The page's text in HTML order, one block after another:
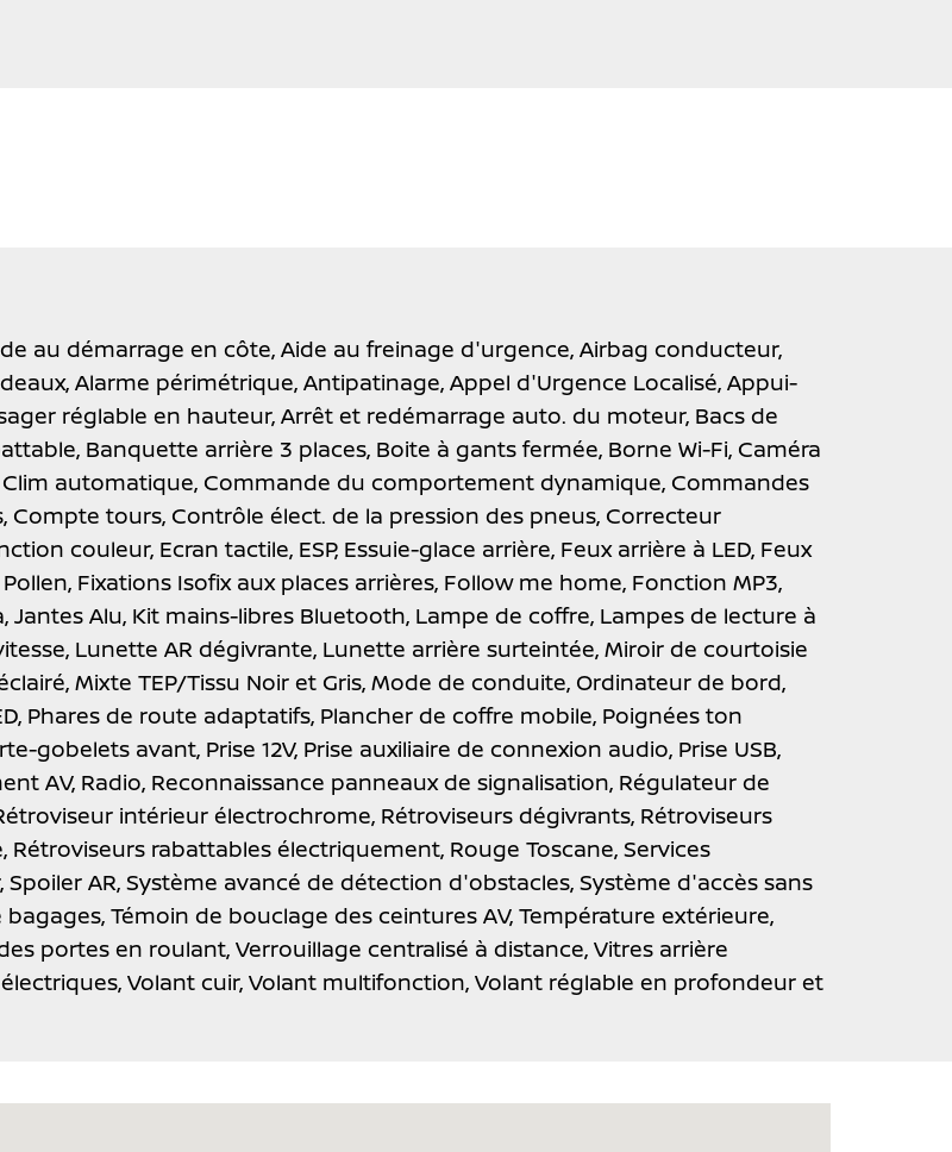
au démarrage en côte, Aide au freinage d'urgence, Airbag conducteur,
Alarme périmétrique, Antipatinage, Appel d'Urgence Localisé, Appui-
réglable en hauteur, Arrêt et redémarrage auto. du moteur, Bacs de
Banquette arrière 3 places, Boite à gants fermée, Borne Wi-Fi, Caméra
Clim automatique, Commande du comportement dynamique, Commandes
Compte tours, Contrôle élect. de la pression des pneus, Correcteur
couleur, Ecran tactile, ESP, Essuie-glace arrière, Feux arrière à LED, Feux
Fixations Isofix aux places arrières, Follow me home, Fonction MP3,
Jantes Alu, Kit mains-libres Bluetooth, Lampe de coffre, Lampes de lecture à
Lunette AR dégivrante, Lunette arrière surteintée, Miroir de courtoisie
Mixte TEP/Tissu Noir et Gris, Mode de conduite, Ordinateur de bord,
Phares de route adaptatifs, Plancher de coffre mobile, Poignées ton
gobelets avant, Prise 12V, Prise auxiliaire de connexion audio, Prise USB,
AV, Radio, Reconnaissance panneaux de signalisation, Régulateur de
intérieur électrochrome, Rétroviseurs dégivrants, Rétroviseurs
Rétroviseurs rabattables électriquement, Rouge Toscane, Services
Spoiler AR, Système avancé de détection d'obstacles, Système d'accès sans
bagages, Témoin de bouclage des ceintures AV, Température extérieure,
portes en roulant, Verrouillage centralisé à distance, Vitres arrière
Volant cuir, Volant multifonction, Volant réglable en profondeur et